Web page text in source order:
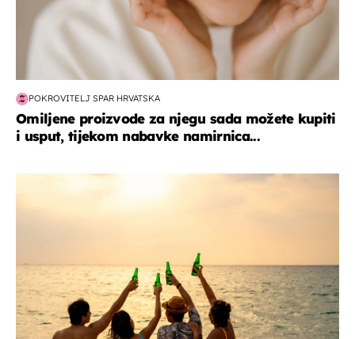
POKROVITELJ SPAR HRVATSKA
Omiljene proizvode za njegu sada možete kupiti
i usput, tijekom nabavke namirnica...